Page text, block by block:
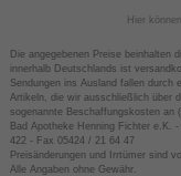
Hier
Die angegebenen Preise beinhalten
innerhalb Deutschlands ist
Sendungen ins Ausland fallen durch
Artikeln, die wir ausschließlich über
sogenannte Beschaffungskosten an
Bad Apotheke Henning Fichter e.K.
422 - Fax 05424 / 21 64 47
Preisänderungen und Irrtümer sind
Alle Angaben ohne Gewähr.